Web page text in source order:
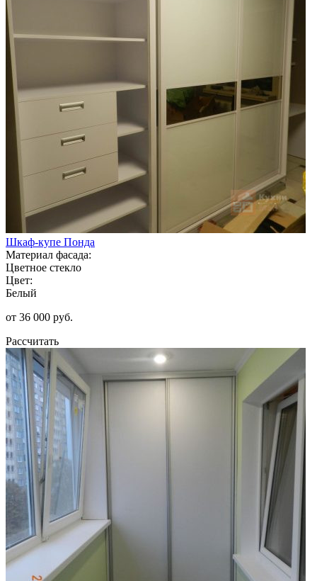
Шкаф-купе Понда
Материал фасада:
Цветное стекло
Цвет:
Белый
от 36 000 руб.
Рассчитать